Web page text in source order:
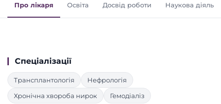
Про лікаря Освіта Досвід роботи Наукова
Спеціалізації
Трансплантологія
Нефрологія
Хронічна хвороба нирок
Гемодіаліз